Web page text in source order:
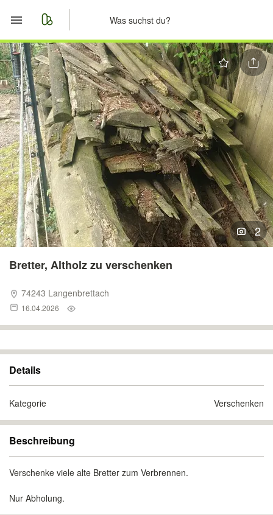
Start
Merkliste
Nachrichten
Anzeige aufgeben
2
Bretter, Altholz zu verschenken
74243 Langenbrettach
16.04.2026
Details
Kategorie Verschenken
Beschreibung
Verschenke viele alte Bretter zum Verbrennen.
Nur Abholung.